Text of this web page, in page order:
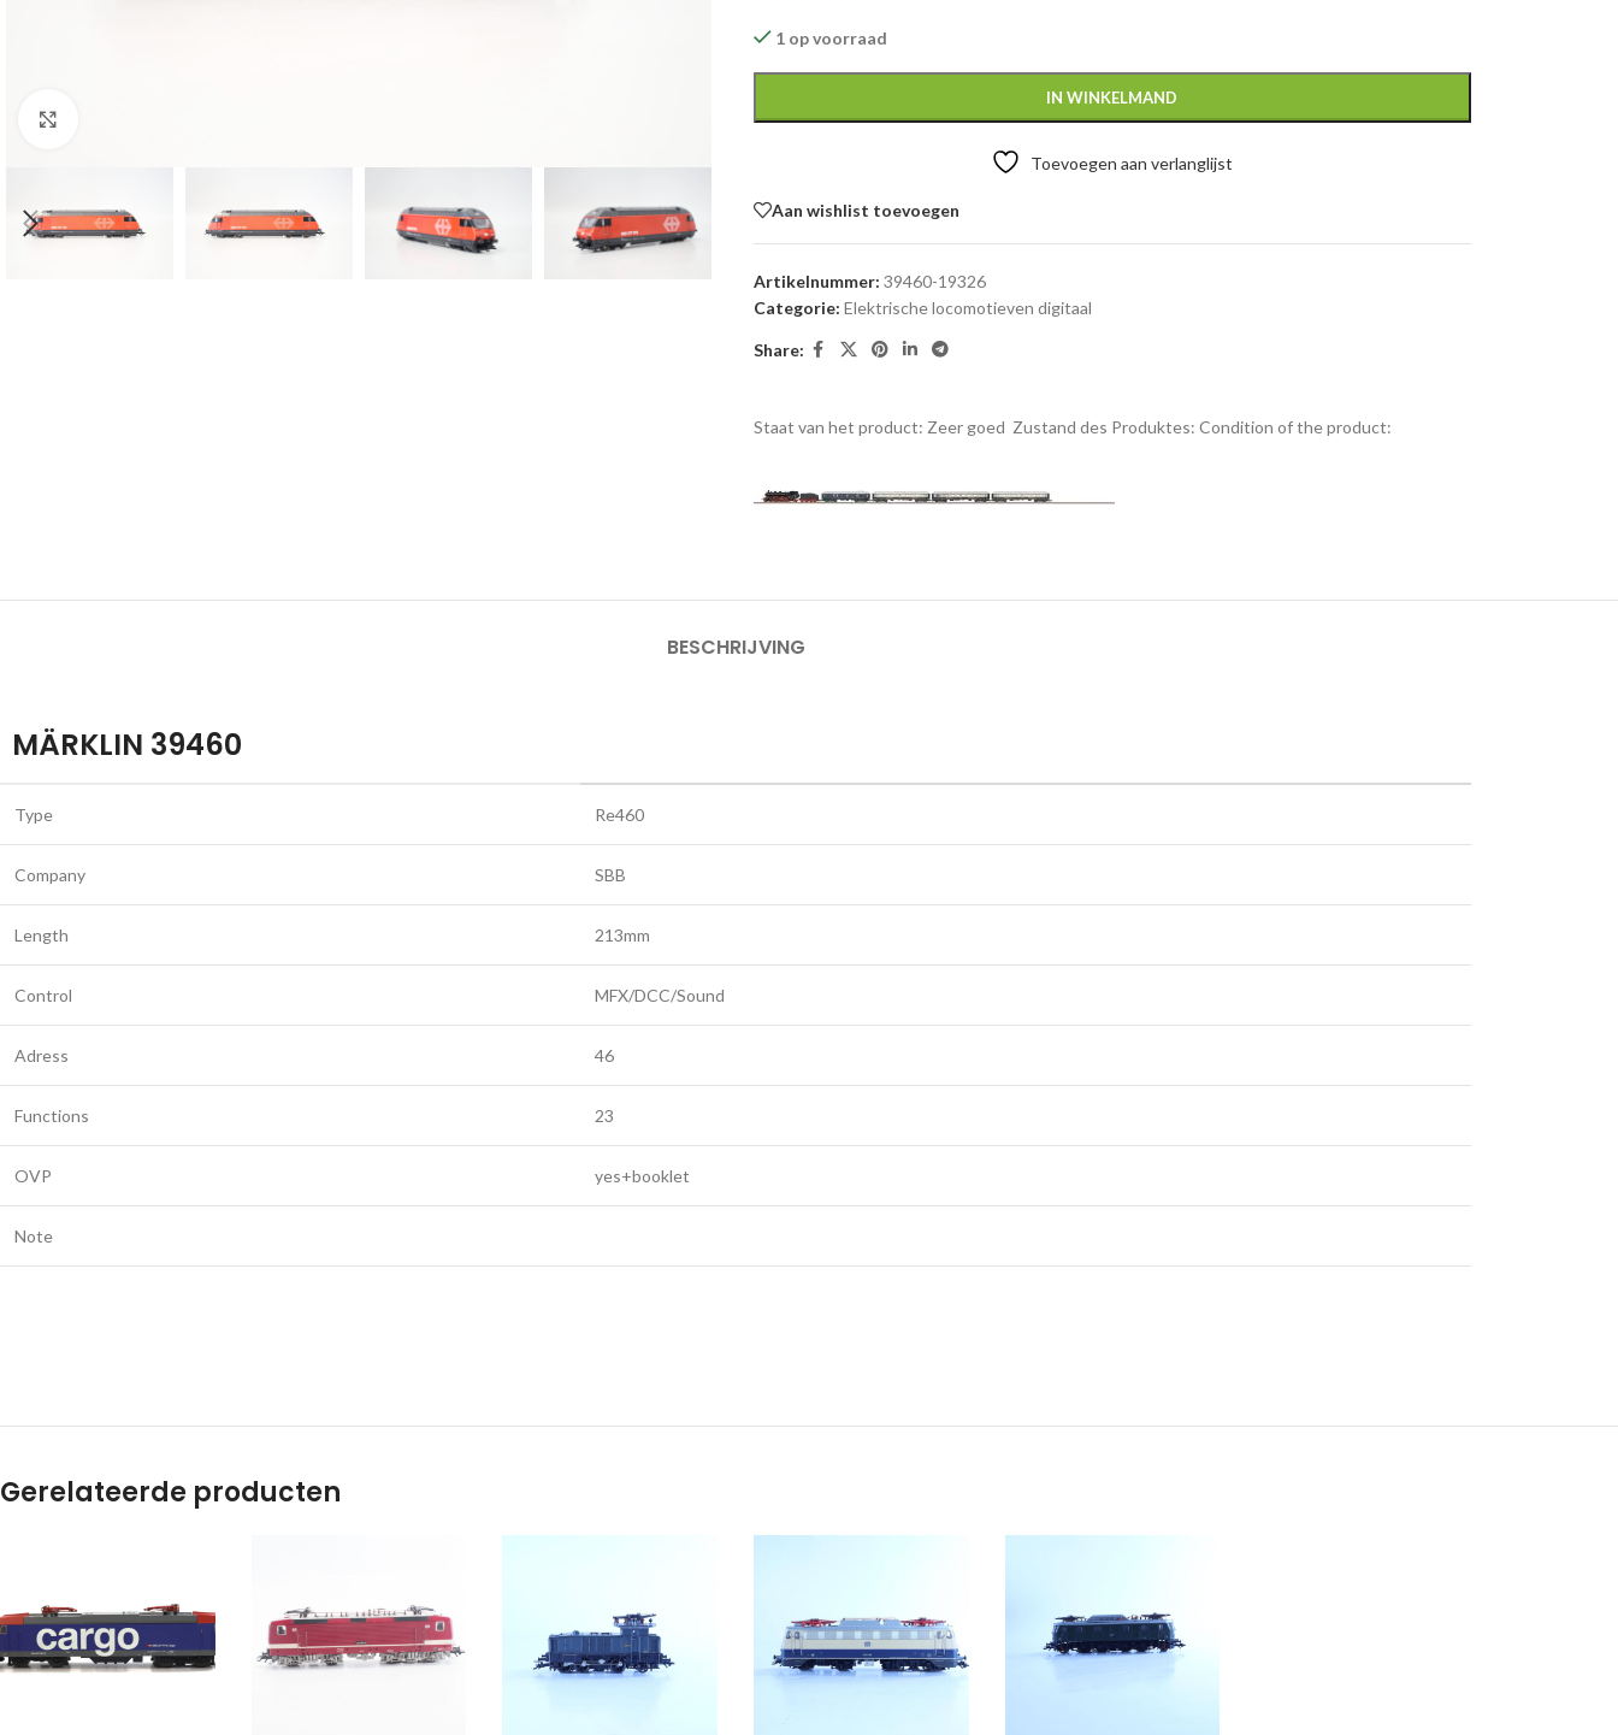
1 op voorraad
IN WINKELMAND
Toevoegen aan verlanglijst
Aan wishlist toevoegen
Artikelnummer: 39460-19326
Categorie: Elektrische locomotieven digitaal
Share:
Staat van het product: Zeer goed Zustand des Produktes: Condition of the product:
BESCHRIJVING
MÄRKLIN 39460
Type Re460
Company SBB
Length 213mm
Control MFX/DCC/Sound
Adress 46
Functions 23
OVP yes+booklet
Note
Gerelateerde producten